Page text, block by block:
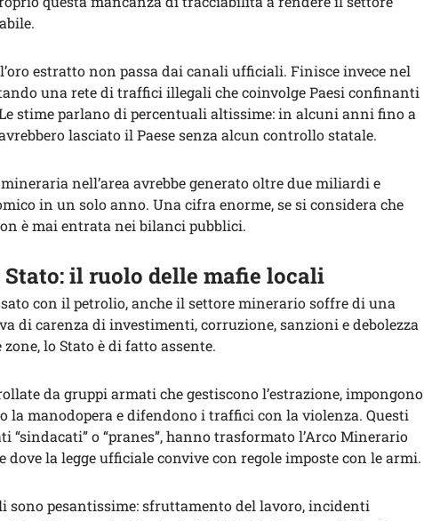
estratto non passa dai canali ufficiali. Finisce invece nel
una rete di traffici illegali che coinvolge Paesi confinanti
stime parlano di percentuali altissime: in alcuni anni fino a
lasciato il Paese senza alcun controllo statale.
nell’area avrebbe generato oltre due miliardi e
in un solo anno. Una cifra enorme, se si considera che
è mai entrata nei bilanci pubblici.
il ruolo delle mafie locali
con il petrolio, anche il settore minerario soffre di una
di carenza di investimenti, corruzione, sanzioni e debolezza
lo Stato è di fatto assente.
da gruppi armati che gestiscono l’estrazione, impongono
la manodopera e difendono i traffici con la violenza. Questi
“sindacati” o “pranes”, hanno trasformato l’Arco Minerario
la legge ufficiale convive con regole imposte con le armi.
sono pesantissime: sfruttamento del lavoro, incidenti